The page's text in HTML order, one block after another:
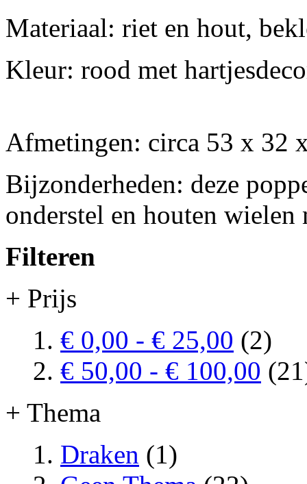
Materiaal: riet en hout,
Kleur: rood met
Afmetingen: circa 53 x 32
Bijzonderheden: deze
onderstel en houten wielen
Filteren
+ Prijs
€ 0,00 - € 25,00 (2)
€ 50,00 - € 100,00
+ Thema
Draken (1)